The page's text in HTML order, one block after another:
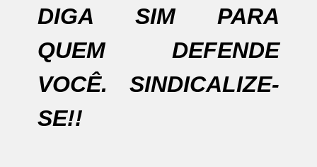
DIGA SIM PARA
QUEM DEFENDE
VOCÊ. SINDICALIZE-
SE!!